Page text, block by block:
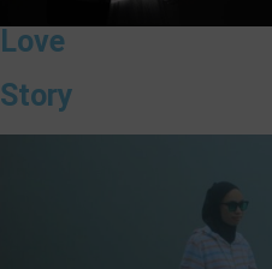
Love
Story